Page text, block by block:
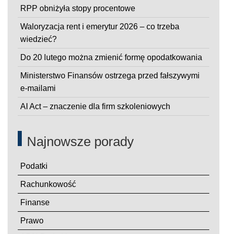
RPP obniżyła stopy procentowe
Waloryzacja rent i emerytur 2026 – co trzeba
wiedzieć?
Do 20 lutego można zmienić formę opodatkowania
Ministerstwo Finansów ostrzega przed fałszywymi
e-mailami
AI Act – znaczenie dla firm szkoleniowych
Najnowsze porady
Podatki
Rachunkowość
Finanse
Prawo